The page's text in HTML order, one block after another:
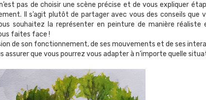
pas de choisir une scène précise et de vous expliquer
Il s’agit plutôt de partager avec vous des conseils que
souhaitez la représenter en peinture de manière réaliste
faites face !
de son fonctionnement, de ses mouvements et de ses
assurer que vous pourrez vous adapter à n’importe quelle